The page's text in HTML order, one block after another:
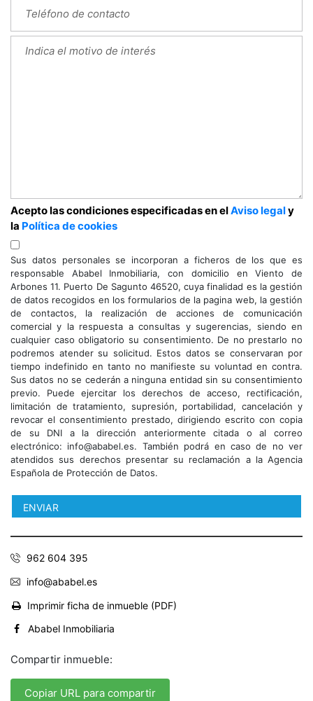
Acepto las condiciones especificadas en elAviso legaly
la Política de cookies
Sus datos personales se incorporan a ficheros de los que es
responsable Ababel Inmobiliaria, con domicilio en Viento de
Arbones 11. Puerto De Sagunto 46520, cuya finalidad es la gestión
de datos recogidos en los formularios de la pagina web, la gestión
de contactos, la realización de acciones de comunicación
comercial y la respuesta a consultas y sugerencias, siendo en
cualquier caso obligatorio su consentimiento. De no prestarlo no
podremos atender su solicitud. Estos datos se conservaran por
tiempo indefinido en tanto no manifieste su voluntad en contra.
Sus datos no se cederán a ninguna entidad sin su consentimiento
previo. Puede ejercitar los derechos de acceso, rectificación,
limitación de tratamiento, supresión, portabilidad, cancelación y
revocar el consentimiento prestado, dirigiendo escrito con copia
de su DNI a la dirección anteriormente citada o al correo
electrónico: info@ababel.es. También podrá en caso de no ver
atendidos sus derechos presentar su reclamación a la Agencia
Española de Protección de Datos.
962 604 395
info@ababel.es
Imprimir ficha de inmueble (PDF)
Ababel Inmobiliaria
Compartir inmueble:
Copiar URL para compartir